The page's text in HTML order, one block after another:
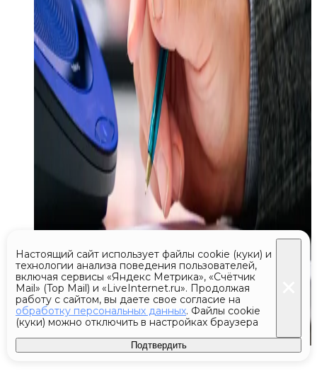
Сегодня 12:13
Настоящий сайт использует файлы cookie (куки) и
технологии анализа поведения пользователей,
включая сервисы «Яндекс Метрика», «Счётчик
Mail» (Top Mail) и «LiveInternet.ru». Продолжая
работу с сайтом, вы даете свое согласие на
обработку персональных данных. Файлы cookie
(куки) можно отключить в настройках браузера
Подтвердить